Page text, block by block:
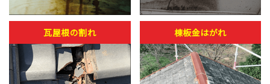
瓦屋根の割れ 棟板金はがれ